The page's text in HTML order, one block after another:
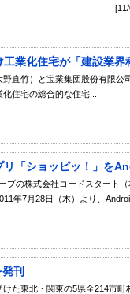
業化住宅が「建設業界
直竹）と宝業集団股份有限公
住宅の総合的な住宅...
リ「ショッピッ！」を
プの株式会社コードスタート
年7月28日（木）より、
刊
た東北・関東の5県全214市